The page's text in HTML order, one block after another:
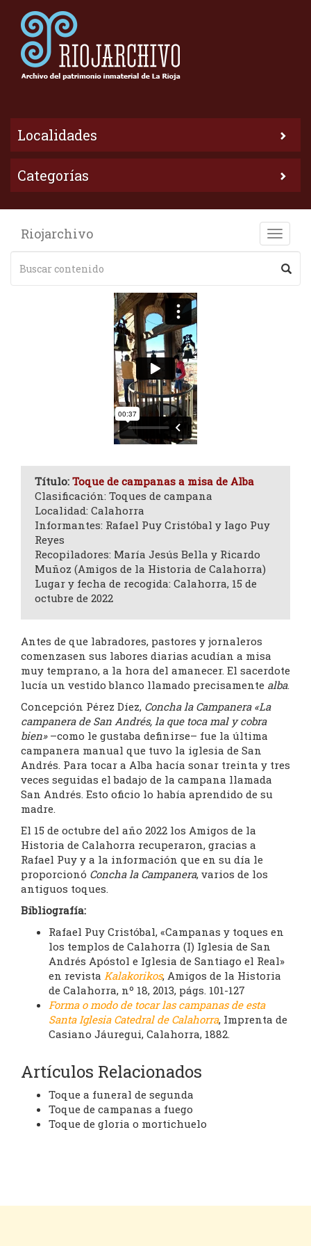
Localidades
Categorías
Toggle
Riojarchivo
Título: Toque de campanas a misa de Alba
Clasificación: Toques de campana
Localidad: Calahorra
Informantes: Rafael Puy Cristóbal y Iago Puy
Reyes
Recopiladores: María Jesús Bella y Ricardo
Muñoz (Amigos de la Historia de Calahorra)
Lugar y fecha de recogida: Calahorra, 15 de
octubre de 2022
Antes de que labradores, pastores y jornaleros
comenzasen sus labores diarias acudían a misa
muy temprano, a la hora del amanecer. El sacerdote
lucía un vestido blanco llamado precisamente alba.
Concepción Pérez Díez, Concha la Campanera «La
campanera de San Andrés, la que toca mal y cobra
bien»–como le gustaba definirse– fue la última
campanera manual que tuvo la iglesia de San
Andrés. Para tocar a Alba hacía sonar treinta y tres
veces seguidas el badajo de la campana llamada
San Andrés. Esto oficio lo había aprendido de su
madre.
El 15 de octubre del año 2022 los Amigos de la
Historia de Calahorra recuperaron, gracias a
Rafael Puy y a la información que en su día le
proporcionó Concha la Campanera, varios de los
antiguos toques.
Bibliografía:
Rafael Puy Cristóbal, «Campanas y toques en
los templos de Calahorra (I) Iglesia de San
Andrés Apóstol e Iglesia de Santiago el Real»
en revista Kalakorikos, Amigos de la Historia
de Calahorra, nº 18, 2013, págs. 101-127
Forma o modo de tocar las campanas de esta
Santa Iglesia Catedral de Calahorra, Imprenta de
Casiano Jáuregui, Calahorra, 1882.
Artículos Relacionados
Toque a funeral de segunda
Toque de campanas a fuego
Toque de gloria o mortichuelo